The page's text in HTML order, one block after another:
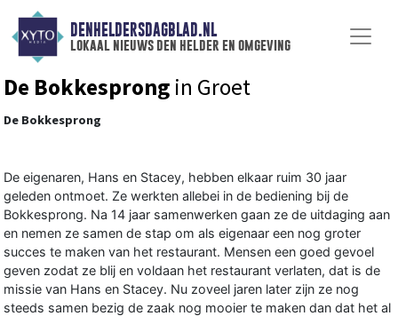
DENHELDERSDAGBLAD.NL
lokaal nieuws den helder en omgeving
De Bokkesprong in Groet
De Bokkesprong
De eigenaren, Hans en Stacey, hebben elkaar ruim 30 jaar
geleden ontmoet. Ze werkten allebei in de bediening bij de
Bokkesprong. Na 14 jaar samenwerken gaan ze de uitdaging aan
en nemen ze samen de stap om als eigenaar een nog groter
succes te maken van het restaurant. Mensen een goed gevoel
geven zodat ze blij en voldaan het restaurant verlaten, dat is de
missie van Hans en Stacey. Nu zoveel jaren later zijn ze nog
steeds samen bezig de zaak nog mooier te maken dan dat het al